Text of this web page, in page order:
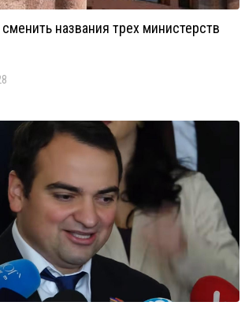
названия трех министерств